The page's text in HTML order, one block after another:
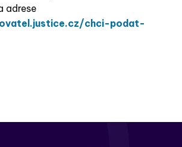
adrese
chci-podat-